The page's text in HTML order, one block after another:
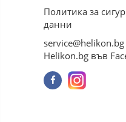
Политика за
данни
service@helikon.bg
Helikon.bg във